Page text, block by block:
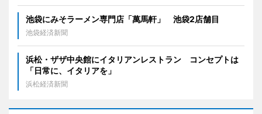
池袋にみそラーメン専門店「萬馬軒」 池袋2店舗目
池袋経済新聞
浜松・ザザ中央館にイタリアンレストラン コンセプトは
「日常に、イタリアを」
浜松経済新聞